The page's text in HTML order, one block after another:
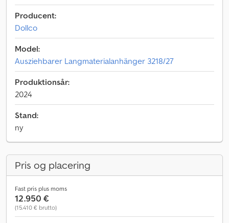
Producent:
Dollco
Model:
Ausziehbarer Langmaterialanhänger 3218/27
Produktionsår:
2024
Stand:
ny
Pris og placering
Fast pris plus moms
12.950 €
(15.410 € brutto)